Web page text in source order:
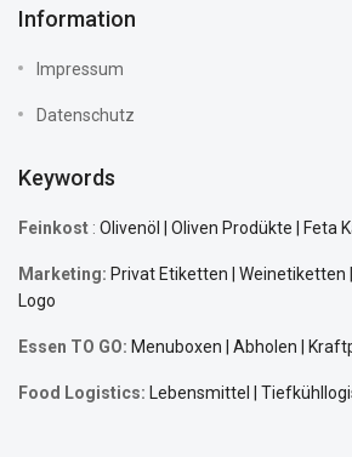
Information
Impressum
Datenschutz
Keywords
Feinkost : Olivenöl | Oliven Prodükte | Feta
Marketing: Privat Etiketten | Weinetiketten
Logo
Essen TO GO: Menuboxen | Abholen |
Food Logistics: Lebensmittel |